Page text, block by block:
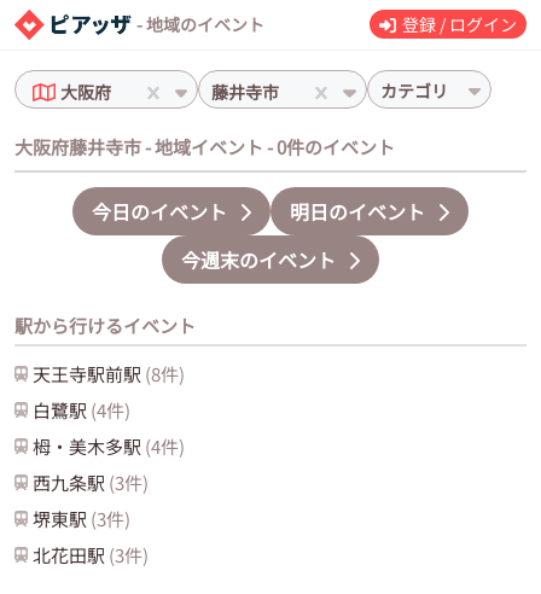
- 地域のイベント 登録 / ログイン
大阪府 藤井寺市 カテゴリ
大阪府藤井寺市 - 地域イベント - 0件のイベント
今日のイベント
明日のイベント
今週末のイベント
駅から行けるイベント
天王寺駅前駅 (8件)
白鷺駅 (4件)
栂・美木多駅 (4件)
西九条駅 (3件)
堺東駅 (3件)
北花田駅 (3件)